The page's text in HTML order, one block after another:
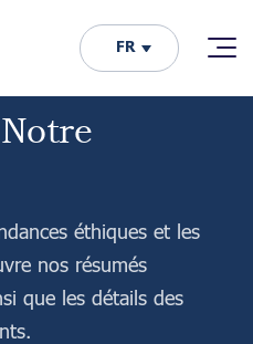
FR
éthiques et les
nos résumés
que les détails des